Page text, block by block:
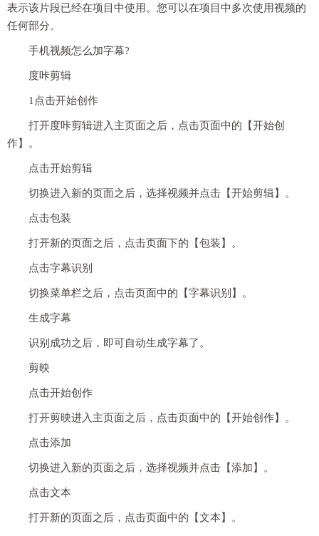
表示该片段已经在项目中使用。您可以在项目中多次使用视频的
任何部分。
手机视频怎么加字幕?
度咔剪辑
1点击开始创作
打开度咔剪辑进入主页面之后，点击页面中的【开始创
作】。
点击开始剪辑
切换进入新的页面之后，选择视频并点击【开始剪辑】。
点击包装
打开新的页面之后，点击页面下的【包装】。
点击字幕识别
切换菜单栏之后，点击页面中的【字幕识别】。
生成字幕
识别成功之后，即可自动生成字幕了。
剪映
点击开始创作
打开剪映进入主页面之后，点击页面中的【开始创作】。
点击添加
切换进入新的页面之后，选择视频并点击【添加】。
点击文本
打开新的页面之后，点击页面中的【文本】。